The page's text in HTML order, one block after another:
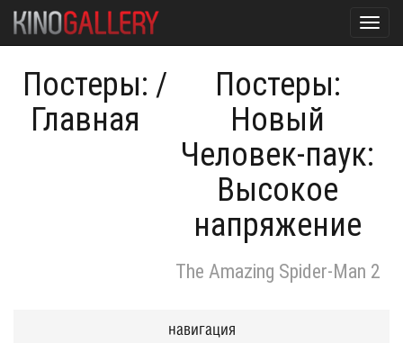
Постеры:
Главная
/
Постеры:
Новый
Человек-паук:
Высокое
напряжение
The Amazing Spider-Man 2
навигация